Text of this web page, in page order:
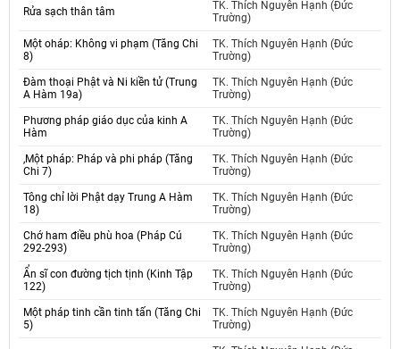
Rửa sạch thân tâm
TK. Thích Nguyên Hạnh (Đức
Trường)
Một oháp: Không vi phạm (Tăng Chi
8)
TK. Thích Nguyên Hạnh (Đức
Trường)
Đàm thoại Phật và Ni kiền tử (Trung
A Hàm 19a)
TK. Thích Nguyên Hạnh (Đức
Trường)
Phương pháp giáo dục của kinh A
Hàm
TK. Thích Nguyên Hạnh (Đức
Trường)
,Một pháp: Pháp và phi pháp (Tăng
Chi 7)
TK. Thích Nguyên Hạnh (Đức
Trường)
Tông chỉ lời Phật dạy Trung A Hàm
18)
TK. Thích Nguyên Hạnh (Đức
Trường)
Chớ ham điều phù hoa (Pháp Cú
292-293)
TK. Thích Nguyên Hạnh (Đức
Trường)
Ẩn sĩ con đường tịch tịnh (Kinh Tập
122)
TK. Thích Nguyên Hạnh (Đức
Trường)
Một pháp tinh cần tinh tấn (Tăng Chi
5)
TK. Thích Nguyên Hạnh (Đức
Trường)